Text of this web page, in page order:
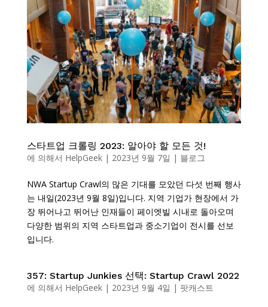
스타트업 크롤링 2023: 알아야 할 모든 것!
에 의해서 HelpGeek| 2023년 9월 7일 | 블로그
NWA Startup Crawl의 많은 기대를 모았던 다섯 번째 행사
는 내일(2023년 9월 8일)입니다. 지역 기업가 현장에서 가
장 뛰어나고 뛰어난 인재들이 페이엣빌 시내로 돌아오며
다양한 범위의 지역 스타트업과 중소기업이 전시를 선보
입니다.
357: Startup Junkies 선택: Startup Crawl 2022
에 의해서 HelpGeek| 2023년 9월 4일 | 팟캐스트